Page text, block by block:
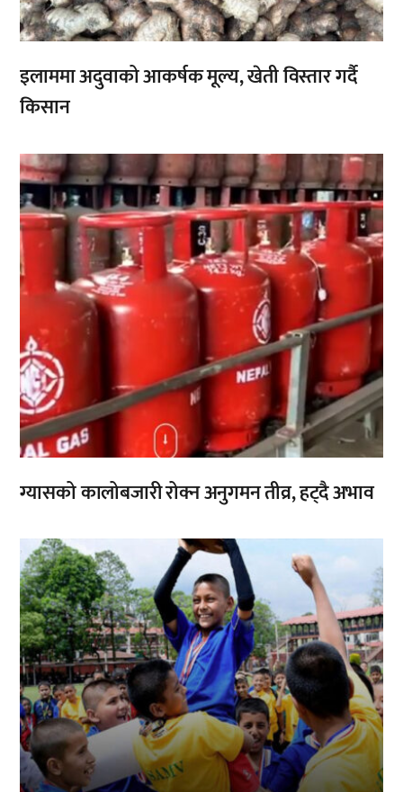
इलाममा अदुवाको आकर्षक मूल्य, खेती विस्तार गर्दै
किसान
,
ग्यासको कालोबजारी रोक्न अनुगमन तीव्र, हट्दै अभाव
,